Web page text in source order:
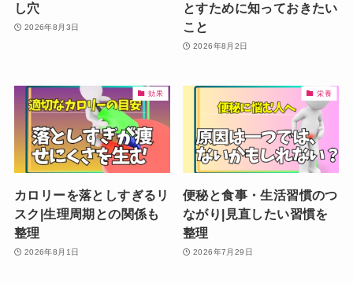
し穴
2026年8月3日
とすために知っておきたい
こと
2026年8月2日
効果
カロリーを落としすぎるリ
スク|生理周期との関係も
整理
2026年8月1日
栄養
便秘と食事・生活習慣のつ
ながり|見直したい習慣を
整理
2026年7月29日